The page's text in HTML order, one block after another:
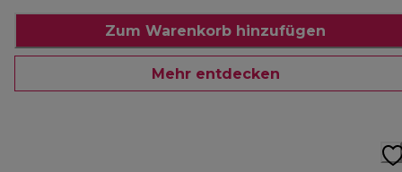
Zum Warenkorb hinzufügen
Mehr entdecken